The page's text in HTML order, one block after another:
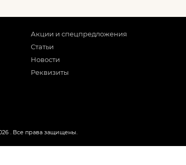
Акции и спецпредложения
Статьи
Новости
Реквизиты
. Все права защищены.